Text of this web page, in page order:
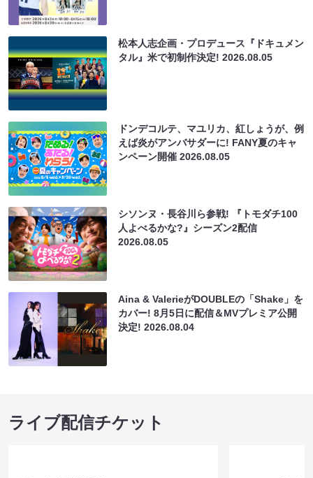
松本人志企画・プロデュース『ドキュメン
タル』米で初制作決定!2026.08.05
ドンデコルテ、マユリカ、紅しょうが、例
えば炎がアンバサダーに! FANY夏のキャ
ンペーン開催2026.08.05
シソンヌ・長谷川ら参戦! 『トモダチ100
人よべるかな?』シーズン2配信
2026.08.05
Aina & ValerieがDOUBLEの「Shake」を
カバー! 8月5日に配信＆MVプレミア公開
決定!2026.08.04
ライブ配信チケット